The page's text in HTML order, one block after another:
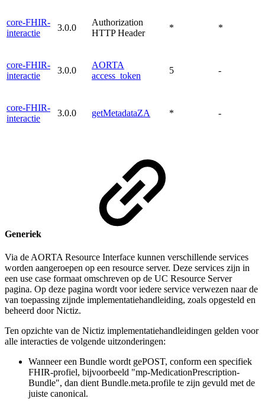
core-FHIR-
interactie
3.0.0
Authorization
HTTP Header
* *
core-FHIR-
interactie
3.0.0
AORTA
access_token
5 -
core-FHIR-
interactie
3.0.0 getMetadataZA * -
Generiek
Via de AORTA Resource Interface kunnen verschillende services
worden aangeroepen op een resource server. Deze services zijn in
een use case formaat omschreven op de UC Resource Server
pagina. Op deze pagina wordt voor iedere service verwezen naar de
van toepassing zijnde implementatiehandleiding, zoals opgesteld en
beheerd door Nictiz.
Ten opzichte van de Nictiz implementatiehandleidingen gelden voor
alle interacties de volgende uitzonderingen:
Wanneer een Bundle wordt gePOST, conform een specifiek
FHIR-profiel, bijvoorbeeld "mp-MedicationPrescription-
Bundle", dan dient Bundle.meta.profile te zijn gevuld met de
juiste canonical.